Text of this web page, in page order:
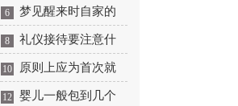
6 梦见醒来时自家的
入户门开着
8 礼仪接待要注意什
么
10 原则上应为首次就
业
12 婴儿一般包到几个